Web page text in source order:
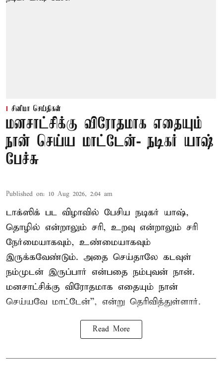
சினிமா செய்திகள்
மனசாட்சிக்கு விரோதமாக எதையும்
நான் செய்ய மாட்டேன்- நடிகர் யாஷ்
பேச்சு
Published on: 10 Aug 2026, 2:04 am
டாக்ஸிக் பட விழாவில் பேசிய நடிகர் யாஷ்,
தொழில் என்றாலும் சரி, உறவு என்றாலும் சரி
நேர்மையாகவும், உண்மையாகவும்
இருக்கவேண்டும். அதை செய்தாலே கடவுள்
நம்முடன் இருப்பார் என்பதை நம்புவன் நான்.
மனசாட்சிக்கு விரோதமாக எதையும் நான்
செய்யவே மாட்டேன்'', என்று தெரிவித்துள்ளார்.
Read More